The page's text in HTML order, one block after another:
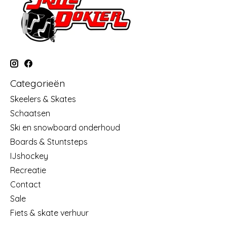
Categorieën
Skeelers & Skates
Schaatsen
Ski en snowboard onderhoud
Boards & Stuntsteps
IJshockey
Recreatie
Contact
Sale
Fiets & skate verhuur